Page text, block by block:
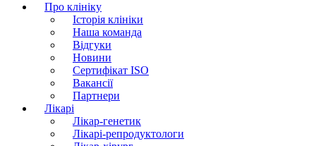
Про клініку
Історія клініки
Наша команда
Вiдгуки
Новини
Сертифікат ISO
Вакансії
Партнери
Лікарі
Лікар-генетик
Лікарі-репродуктологи